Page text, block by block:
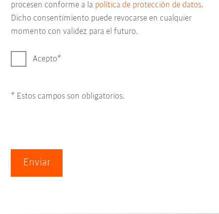
procesen conforme a la política de protección de datos.
Dicho consentimiento puede revocarse en cualquier
momento con validez para el futuro.
Acepto
* Estos campos son obligatorios.
Enviar